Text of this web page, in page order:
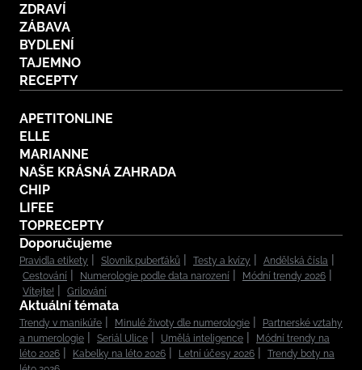
ZDRAVÍ
ZÁBAVA
BYDLENÍ
TAJEMNO
RECEPTY
APETITONLINE
ELLE
MARIANNE
NAŠE KRÁSNÁ ZAHRADA
CHIP
LIFEE
TOPRECEPTY
Doporučujeme
Pravidla etikety Slovník puberťáků Testy a kvízy
Andělská čísla
Cestování
Numerologie podle data narození
Módní trendy 2026
Vítejte!
Grilování
Aktuální témata
Trendy v manikúře Minulé životy dle numerologie
Partnerské vztahy
a numerologie
Seriál Ulice Umělá inteligence
Módní trendy na
léto 2026
Kabelky na léto 2026 Letní účesy 2026
Trendy boty na